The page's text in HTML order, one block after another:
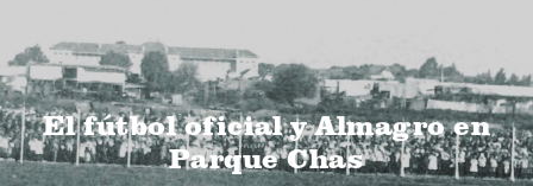
El fútbol oficial y Almagro en
Parque Chas